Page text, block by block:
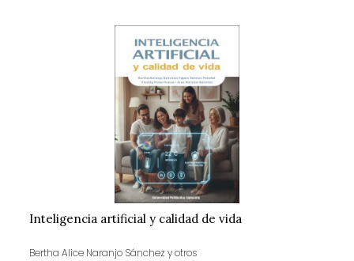
Inteligencia artificial y calidad de vida
Bertha Alice Naranjo Sánchez y otros